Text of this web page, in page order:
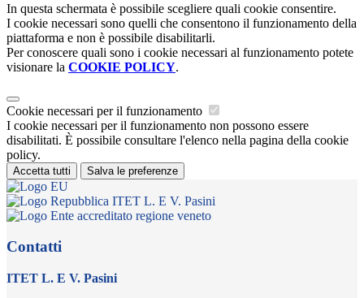
In questa schermata è possibile scegliere quali cookie consentire.
I cookie necessari sono quelli che consentono il funzionamento della
piattaforma e non è possibile disabilitarli.
Per conoscere quali sono i cookie necessari al funzionamento potete
visionare la COOKIE POLICY.
Cookie necessari per il funzionamento
I cookie necessari per il funzionamento non possono essere
disabilitati. È possibile consultare l'elenco nella pagina della cookie
policy.
Accetta tutti Salva le preferenze
ITET L. E V. Pasini
Contatti
ITET L. E V. Pasini